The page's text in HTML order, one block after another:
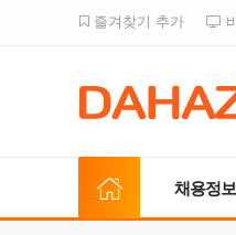
즐겨찾기 추가
채용정보